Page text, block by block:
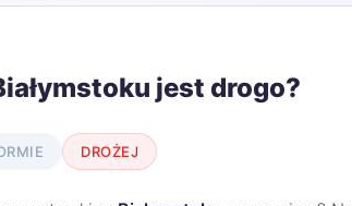
jest drogo?
DROŻEJ